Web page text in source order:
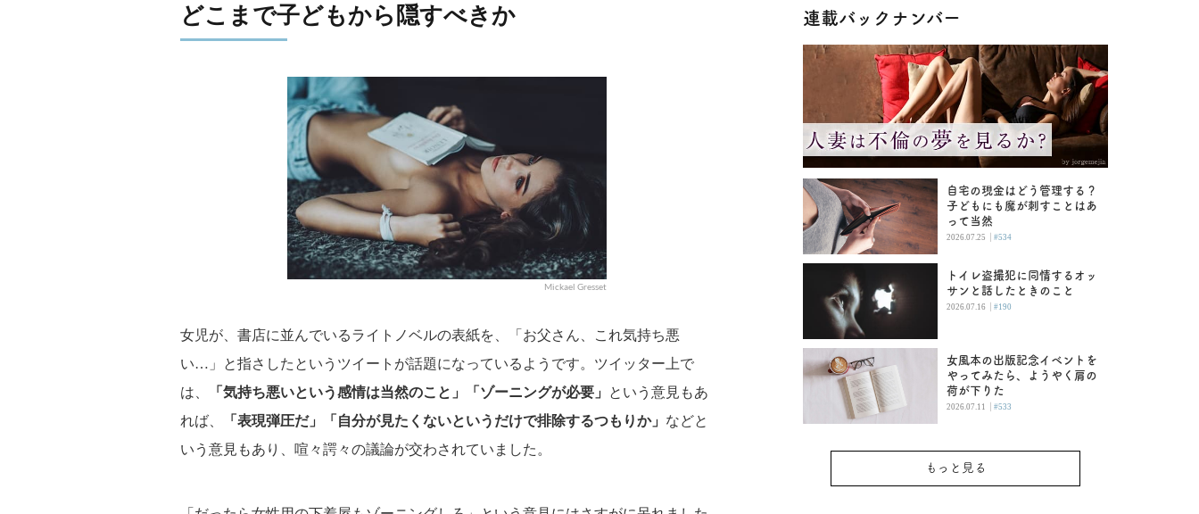
どこまで子どもから隠すべきか
Mickael Gresset
女児が、書店に並んでいるライトノベルの表紙を、「お父さん、これ気持ち悪
い…」と指さしたというツイートが話題になっているようです。ツイッター上で
は、
「気持ち悪いという感情は当然のこと」「ゾーニングが必要」
という意見もあ
れば、
「表現弾圧だ」「自分が見たくないというだけで排除するつもりか」 などと
いう意見もあり、喧々諤々の議論が交わされていました。
連載バックナンバー
自宅の現金はどう管理する？
子どもにも魔が刺すことはあ
って当然
2026.07.25 | #534
トイレ盗撮犯に同情するオッ
サンと話したときのこと
2026.07.16 | #190
女風本の出版記念イベントを
やってみたら、ようやく肩の
荷が下りた
2026.07.11 | #533
もっと見る